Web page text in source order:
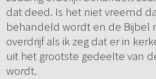
dat deed. Is het niet vreemd
behandeld wordt en de Bijbel
overdrijf als ik zeg dat er in
uit het grootste gedeelte van
wordt.